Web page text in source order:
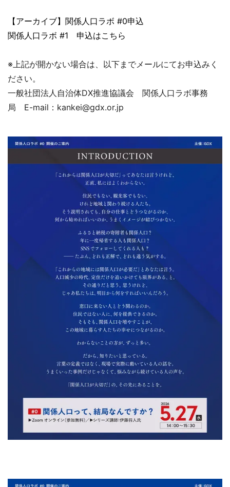
【アーカイブ】関係人口ラボ #0申込
関係人口ラボ #1 申込はこちら
※上記が開かない場合は、以下までメールにてお申込みく
ださい。
一般社団法人自治体DX推進協議会 関係人口ラボ事務
局 E-mail：kankei@gdx.or.jp